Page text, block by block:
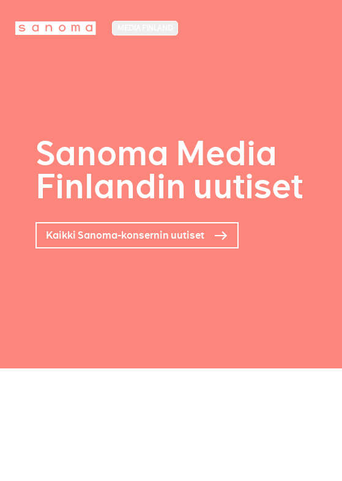
Sanoma Media
Finlandin uutiset
Kaikki Sanoma-konsernin uutiset